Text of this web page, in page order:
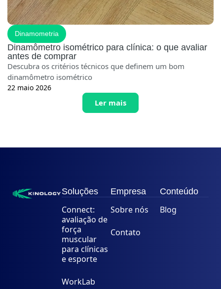
Dinamometria
Dinamômetro isométrico para clínica: o que avaliar
antes de comprar
Descubra os critérios técnicos que definem um bom
dinamômetro isométrico
22 maio 2026
Ler mais
Soluções
Connect:
avaliação de
força
muscular
para clínicas
e esporte
WorkLab
Empresa
Sobre nós
Contato
Conteúdo
Blog